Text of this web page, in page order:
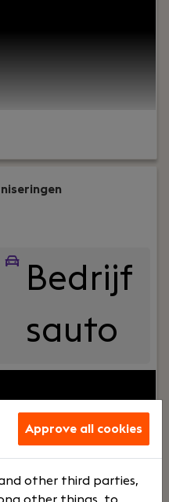
Bedrijf
sauto
en
zetten in het
Geniet je van het
modernisering uit
in Nederland?
Approve all cookies
other third parties,
other things, to